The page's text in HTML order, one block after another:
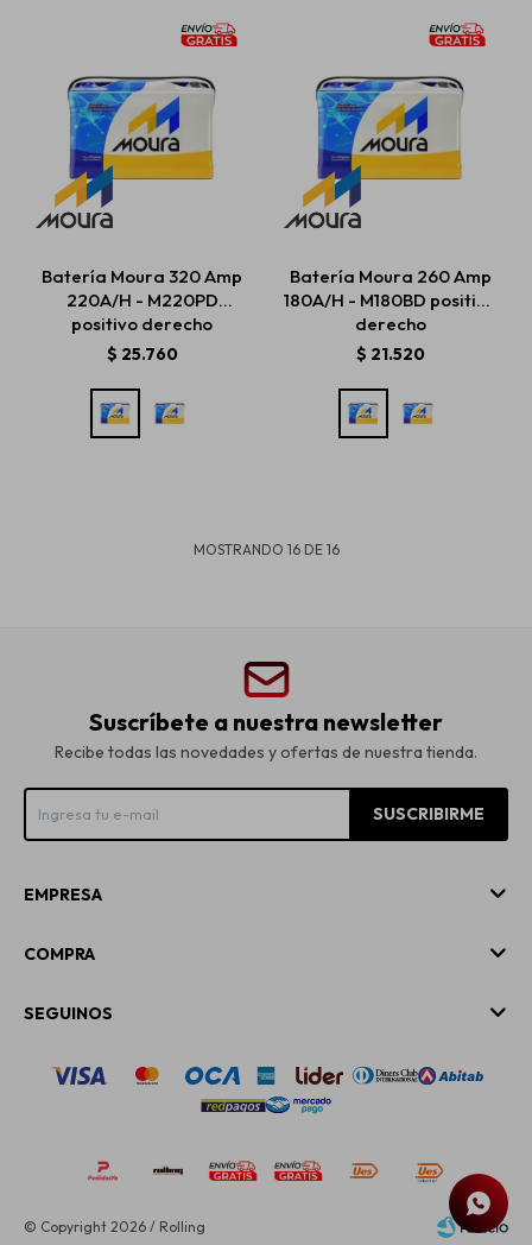
Batería Moura 320 Amp
220A/H - M220PD
positivo derecho
$ 25.760
Batería Moura 260 Amp
180A/H - M180BD positivo
derecho
$ 21.520
MOSTRANDO 16DE 16
Suscríbete a nuestra newsletter
Recibe todas las novedades y ofertas de nuestra tienda.
SUSCRIBIRME
EMPRESA
COMPRA
SEGUINOS
© Copyright 2026 / Rolling